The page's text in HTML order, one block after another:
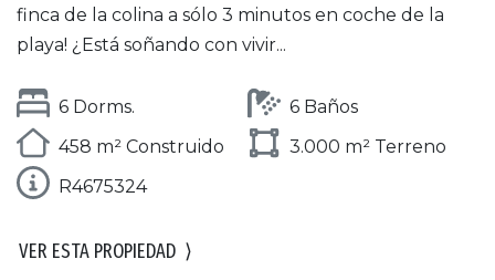
finca de la colina a sólo 3 minutos en coche de la
playa! ¿Está soñando con vivir...
6 Dorms.
6 Baños
458 m² Construido
3.000 m² Terreno
R4675324
VER ESTA PROPIEDAD ⟩